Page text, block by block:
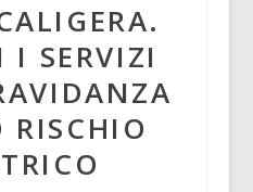
SERVIZI
RISCHIO